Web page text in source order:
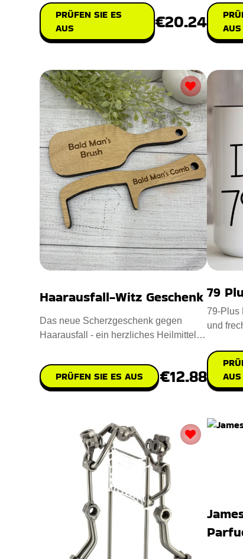
PRÜFEN SIE ES
AUS
€20.24
AUS
Haarausfall-Witz Geschenk
Das neue Scherzgeschenk gegen
Haarausfall - ein herzliches Heilmittel
PRÜFEN SIE ES AUS €12.88
79
79-Plus
und
AUS